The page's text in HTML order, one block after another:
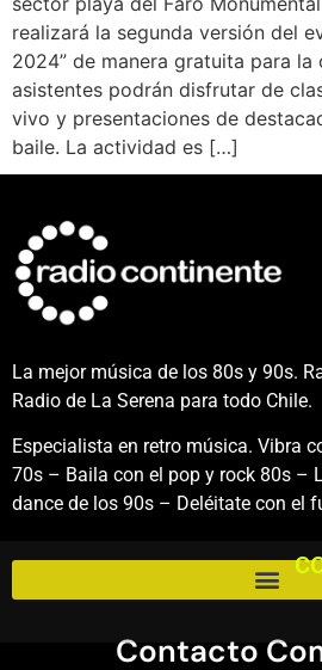
realizará la segunda versión del
2024” de manera gratuita para la
asistentes podrán disfrutar de
vivo y presentaciones de
baile. La actividad es […]
La mejor música de los 80s y 90s.
Radio de La Serena para todo Chile.
Especialista en retro música. Vibra
70s – Baila con el pop y rock 80s –
dance de los 90s – Deléitate con el
Contacto